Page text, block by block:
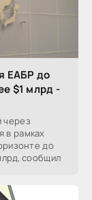
ЕАБР до
$1 млрд -
через
в рамках
до
сообщил